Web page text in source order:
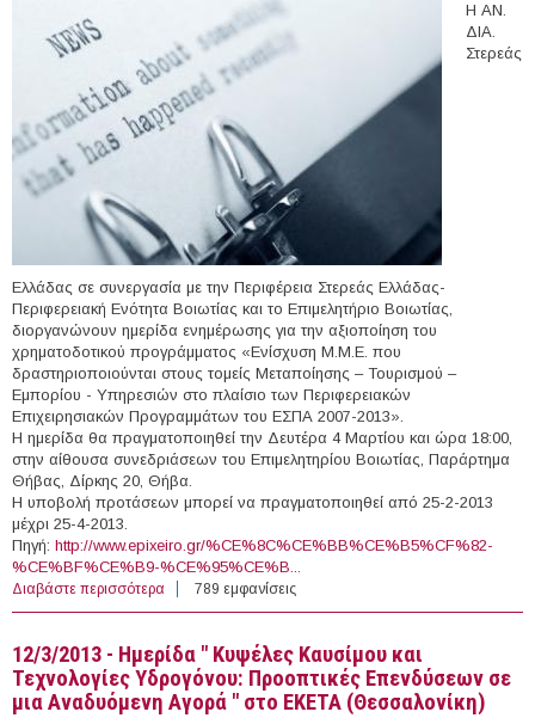
Η ΑΝ.
ΔΙΑ.
Στερεάς
Ελλάδας σε συνεργασία με την Περιφέρεια Στερεάς Ελλάδας-
Περιφερειακή Ενότητα Βοιωτίας και το Επιμελητήριο Βοιωτίας,
διοργανώνουν ημερίδα ενημέρωσης για την αξιοποίηση του
χρηματοδοτικού προγράμματος «Ενίσχυση Μ.Μ.Ε. που
δραστηριοποιούνται στους τομείς Μεταποίησης – Τουρισμού –
Εμπορίου - Υπηρεσιών στο πλαίσιο των Περιφερειακών
Επιχειρησιακών Προγραμμάτων του ΕΣΠΑ 2007-2013».
Η ημερίδα θα πραγματοποιηθεί την Δευτέρα 4 Μαρτίου και ώρα 18:00,
στην αίθουσα συνεδριάσεων του Επιμελητηρίου Βοιωτίας, Παράρτημα
Θήβας, Δίρκης 20, Θήβα.
Η υποβολή προτάσεων μπορεί να πραγματοποιηθεί από 25-2-2013
μέχρι 25-4-2013.
Πηγή: http://www.epixeiro.gr/%CE%8C%CE%BB%CE%B5%CF%82-
%CE%BF%CE%B9-%CE%95%CE%B...
Διαβάστε περισσότερα για 4/3/2013 - Ενημερωτική Ημερίδα για το πρόγραμμα
ενίσχυσης μικρομεσαίων επιχειρήσεων του ΕΣΠΑ
789 εμφανίσεις
12/3/2013 - Ημερίδα " Κυψέλες Καυσίμου και
Τεχνολογίες Υδρογόνου: Προοπτικές Επενδύσεων σε
μια Αναδυόμενη Αγορά " στο ΕΚΕΤΑ (Θεσσαλονίκη)